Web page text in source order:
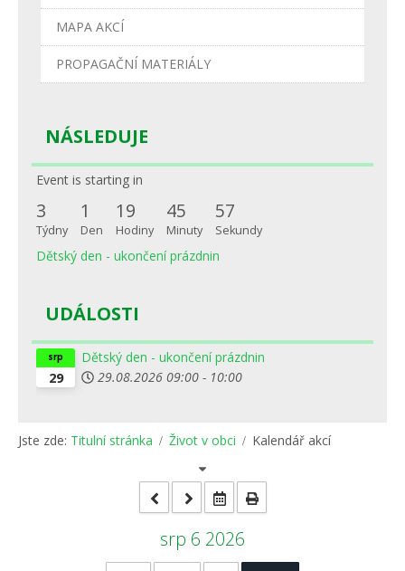
MAPA AKCÍ
PROPAGAČNÍ MATERIÁLY
NÁSLEDUJE
Event is starting in
3
Týdny
1
Den
19
Hodiny
45
Minuty
57
Sekundy
Dětský den - ukončení prázdnin
UDÁLOSTI
29
srp
Dětský den - ukončení prázdnin
29.08.2026 09:00 - 10:00
Jste zde: Titulní stránka Život v obci Kalendář akcí
srp 6 2026